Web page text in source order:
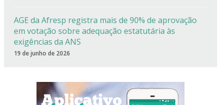
AGE da Afresp registra mais de 90% de aprovação
em votação sobre adequação estatutária às
exigências da ANS
19 de junho de 2026